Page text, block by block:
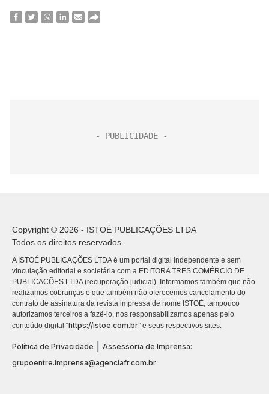
Copyright © 2026 - ISTOÉ PUBLICAÇÕES LTDA
Todos os direitos reservados.
A ISTOÉ PUBLICAÇÕES LTDA é um portal digital independente e sem
vinculação editorial e societária com a EDITORA TRES COMÉRCIO DE
PUBLICACÕES LTDA (recuperação judicial). Informamos também que não
realizamos cobranças e que também não oferecemos cancelamento do
contrato de assinatura da revista impressa de nome ISTOÉ, tampouco
autorizamos terceiros a fazê-lo, nos responsabilizamos apenas pelo
conteúdo digital “https://istoe.com.br” e seus respectivos sites.
Política de Privacidade
Assessoria de Imprensa:
grupoentre.imprensa@agenciafr.com.br